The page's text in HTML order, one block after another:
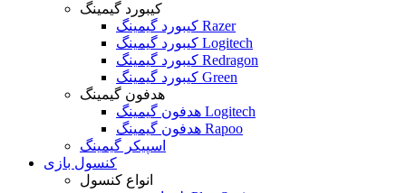
کیبورد گیمینگ
کیبورد گیمینگ Razer
کیبورد گیمینگ Logitech
کیبورد گیمینگ Redragon
کیبورد گیمینگ Green
هدفون گیمینگ
هدفون گیمینگ Logitech
هدفون گیمینگ Rapoo
اسپیکر گیمینگ
کنسول بازی
انواع کنسول